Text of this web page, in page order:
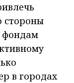
стороны
фондам
в городах